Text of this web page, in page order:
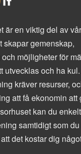
är en viktig del av
skapar gemenskap,
möjligheter för
utvecklas och ha
kräver resurser,
att få ekonomin att
kan du
samtidigt som
det kostar dig